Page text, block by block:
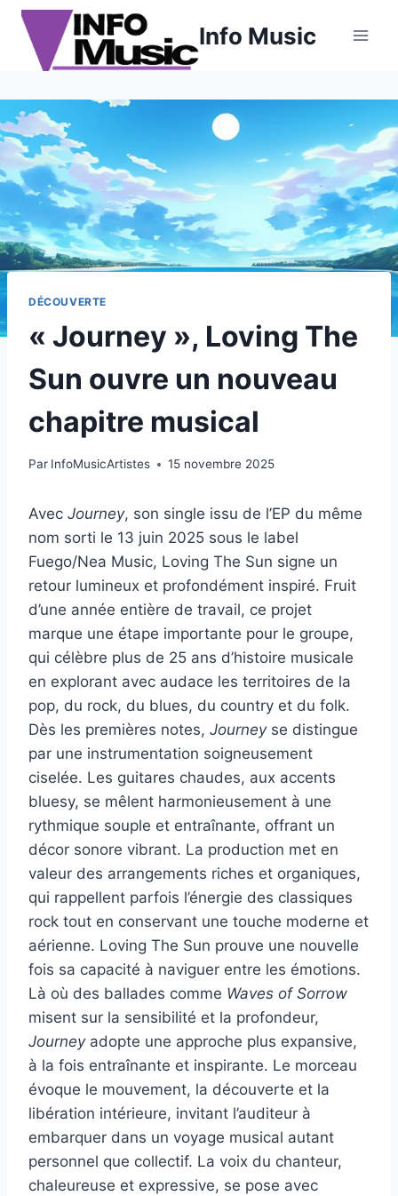
Aller
contenu
Info Music
DÉCOUVERTE
« Journey », Loving The
Sun ouvre un nouveau
chapitre musical
Par InfoMusicArtistes 15 novembre 2025
Avec Journey, son single issu de l’EP du même
nom sorti le 13 juin 2025 sous le label
Fuego/Nea Music, Loving The Sun signe un
retour lumineux et profondément inspiré. Fruit
d’une année entière de travail, ce projet
marque une étape importante pour le groupe,
qui célèbre plus de 25 ans d’histoire musicale
en explorant avec audace les territoires de la
pop, du rock, du blues, du country et du folk.
Dès les premières notes, Journeyse distingue
par une instrumentation soigneusement
ciselée. Les guitares chaudes, aux accents
bluesy, se mêlent harmonieusement à une
rythmique souple et entraînante, offrant un
décor sonore vibrant. La production met en
valeur des arrangements riches et organiques,
qui rappellent parfois l’énergie des classiques
rock tout en conservant une touche moderne et
aérienne. Loving The Sun prouve une nouvelle
fois sa capacité à naviguer entre les émotions.
Là où des ballades comme Waves of Sorrow
misent sur la sensibilité et la profondeur,
Journeyadopte une approche plus expansive,
à la fois entraînante et inspirante. Le morceau
évoque le mouvement, la découverte et la
libération intérieure, invitant l’auditeur à
embarquer dans un voyage musical autant
personnel que collectif. La voix du chanteur,
chaleureuse et expressive, se pose avec